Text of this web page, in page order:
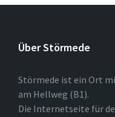
Über Störmede
Störmede ist ein Ort
am Hellweg (B1).
Die Internetseite für